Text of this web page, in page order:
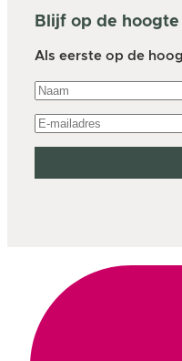
Blijf op de
Als eerste op de